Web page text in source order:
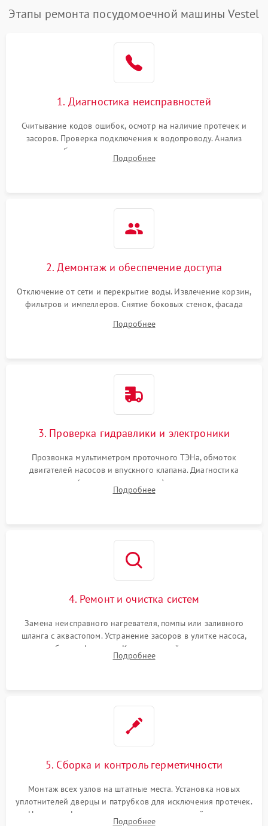
воды
1800 ₽ Подробнее →
Проблемы с
Этапы ремонта посудомоечной машины Vestel
1. Диагностика неисправностей
Считывание кодов ошибок, осмотр на наличие протечек и
засоров. Проверка подключения к водопроводу. Анализ
жалоб на отсутствие слива, нагрева, вращения
разбрызгивателей или срабатывание системы защиты
Подробнее
2. Демонтаж и обеспечение доступа
Отключение от сети и перекрытие воды. Извлечение корзин,
фильтров и импеллеров. Снятие боковых стенок, фасада
циркуляционному насосу, ТЭНу и сливной помпе.
Подробнее
3. Проверка гидравлики и электроники
Прозвонка мультиметром проточного ТЭНа, обмоток
двигателей насосов и впускного клапана. Диагностика
прессостата (датчика уровня воды), датчика мутности,
концевика дверцы и электронного модуля управления.
Подробнее
4. Ремонт и очистка систем
Замена неисправного нагревателя, помпы или заливного
шланга с аквастопом. Устранение засоров в улитке насоса,
патрубках и фильтрах. Компонентный ремонт платы
управления, восстановление поврежденной проводки.
Подробнее
5. Сборка и контроль герметичности
Монтаж всех узлов на штатные места. Установка новых
уплотнителей дверцы и патрубков для исключения протечек.
Надежная фиксация хомутов гидравлической системы,
Подробнее